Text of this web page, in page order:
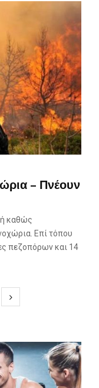
– Πνέουν
καθώς
Επί τόπου
πεζοπόρων και 14